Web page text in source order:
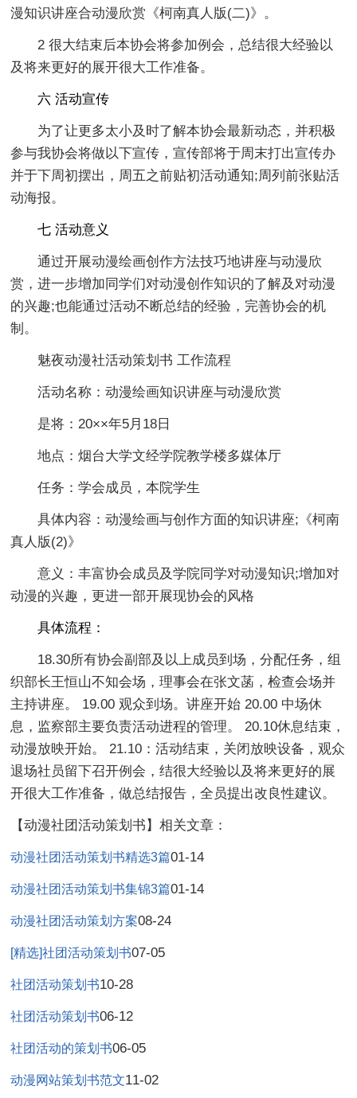
漫知识讲座合动漫欣赏《柯南真人版(二)》。
2 很大结束后本协会将参加例会，总结很大经验以
及将来更好的展开很大工作准备。
六 活动宣传
为了让更多太小及时了解本协会最新动态，并积极
参与我协会将做以下宣传，宣传部将于周末打出宣传办
并于下周初摆出，周五之前贴初活动通知;周列前张贴活
动海报。
七 活动意义
通过开展动漫绘画创作方法技巧地讲座与动漫欣
赏，进一步增加同学们对动漫创作知识的了解及对动漫
的兴趣;也能通过活动不断总结的经验，完善协会的机
制。
魅夜动漫社活动策划书 工作流程
活动名称：动漫绘画知识讲座与动漫欣赏
是将：20××年5月18日
地点：烟台大学文经学院教学楼多媒体厅
任务：学会成员，本院学生
具体内容：动漫绘画与创作方面的知识讲座;《柯南
真人版(2)》
意义：丰富协会成员及学院同学对动漫知识;增加对
动漫的兴趣，更进一部开展现协会的风格
具体流程：
18.30所有协会副部及以上成员到场，分配任务，组
织部长王恒山不知会场，理事会在张文菡，检查会场并
主持讲座。 19.00 观众到场。讲座开始 20.00 中场休
息，监察部主要负责活动进程的管理。 20.10休息结束，
动漫放映开始。 21.10：活动结束，关闭放映设备，观众
退场社员留下召开例会，结很大经验以及将来更好的展
开很大工作准备，做总结报告，全员提出改良性建议。
【动漫社团活动策划书】相关文章：
动漫社团活动策划书精选3篇01-14
动漫社团活动策划书集锦3篇01-14
动漫社团活动策划方案08-24
[精选]社团活动策划书07-05
社团活动策划书10-28
社团活动策划书06-12
社团活动的策划书06-05
动漫网站策划书范文11-02